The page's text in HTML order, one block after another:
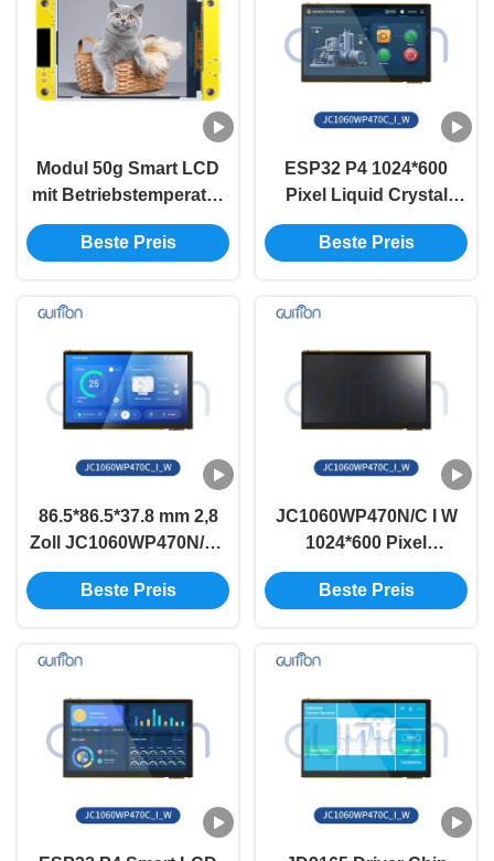
Modul 50g Smart LCD
mit Betriebstemperatur
-20℃~70℃ RGB 65K
Farb2,8 Zoll
Beste Preis
ESP32 P4 1024*600
Pixel Liquid Crystal
Display Leichtgewicht
und Langlebigkeit
Beste Preis
86.5*86.5*37.8 mm 2,8
Zoll JC1060WP470N/C I
W Modulgröße
Wandplatte ESP32 P4
Beste Preis
JC1060WP470N/C I W
1024*600 Pixel
Auflösung ESP32 P4
WiFi-Modul für
Automatisierungssysteme
Beste Preis